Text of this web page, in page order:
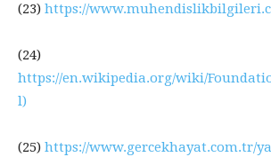
(23) https://
(24)
https://en.wikipedia.org/wiki/
l)
(25) https://www.gercekhayat.com.tr/